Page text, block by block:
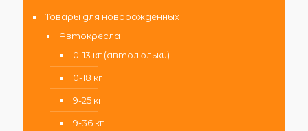
Товары для новорожденных
Автокресла
0-13 кг (автолюльки)
0-18 кг
9-25 кг
9-36 кг